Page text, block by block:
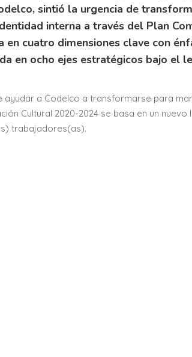
sintió la urgencia de
interna a través del Plan
cuatro dimensiones clave con
en ocho ejes estratégicos bajo el
a Codelco a transformarse para
Cultural 2020-2024 se basa en un nuevo
trabajadores(as).